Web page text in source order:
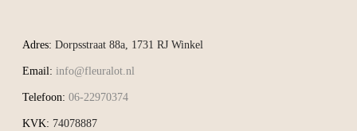
Adres: Dorpsstraat 88a, 1731 RJ Winkel
Email: info@fleuralot.nl
Telefoon: 06-22970374
KVK: 74078887